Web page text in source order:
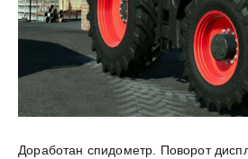
Доработан спидометр. Поворот